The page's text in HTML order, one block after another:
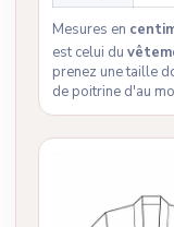
Mesures en
est celui du
prenez une taille
de poitrine d'au